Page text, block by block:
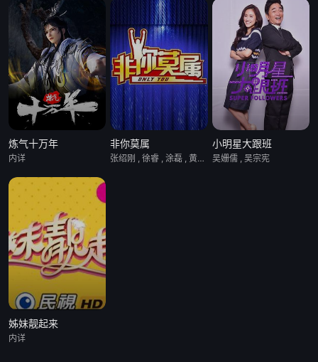
炼气十万年
内详
非你莫属
张绍刚 , 徐睿 , 涂磊 , 黄健翔
小明星大跟班
吴姗儒 , 吴宗宪
姊妹靓起来
内详